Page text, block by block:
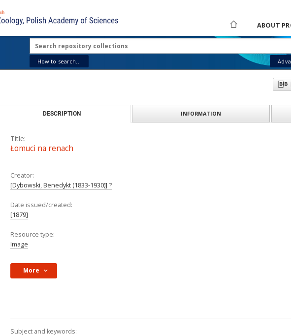
ABOUT
How to search...
DESCRIPTION INFORMATION
Title:
Łomuci na renach
Creator:
[Dybowski, Benedykt (1833-1930)] ?
Date issued/created:
[1879]
Resource type:
Image
More
Subject and keywords: